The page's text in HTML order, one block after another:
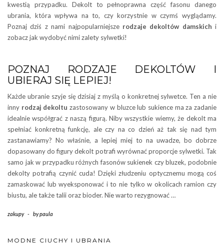
kwestią przypadku. Dekolt to pełnoprawna część fasonu danego
ubrania, która wpływa na to, czy korzystnie w czymś wyglądamy.
Poznaj dziś z nami najpopularniejsze rodzaje dekoltów damskich i
zobacz jak wydobyć nimi zalety sylwetki!
POZNAJ RODZAJE DEKOLTÓW I
UBIERAJ SIĘ LEPIEJ!
Każde ubranie szyje się dzisiaj z myślą o konkretnej sylwetce. Ten a nie
inny rodzaj dekoltu zastosowany w bluzce lub sukience ma za zadanie
idealnie współgrać z naszą figurą. Niby wszystkie wiemy, że dekolt ma
spełniać konkretną funkcję, ale czy na co dzień aż tak się nad tym
zastanawiamy? No właśnie, a lepiej miej to na uwadze, bo dobrze
dopasowany do figury dekolt potrafi wyrównać proporcje sylwetki. Tak
samo jak w przypadku różnych fasonów sukienek czy bluzek, podobnie
dekolty potrafią czynić cuda! Dzięki złudzeniu optycznemu mogą coś
zamaskować lub wyeksponować i to nie tylko w okolicach ramion czy
biustu, ale także talii oraz bioder. Nie warto rezygnować …
zakupy - bypaula
MODNE CIUCHY I UBRANIA